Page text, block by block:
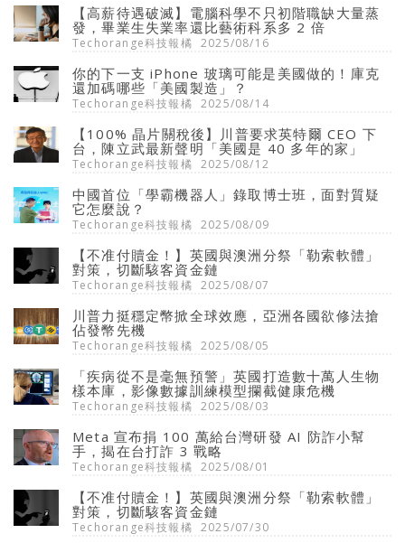
【高薪待遇破滅】電腦科學不只初階職缺大量蒸
發，畢業生失業率還比藝術科系多 2 倍
Techorange科技報橘 2025/08/16
你的下一支 iPhone 玻璃可能是美國做的！庫克
還加碼哪些「美國製造」？
Techorange科技報橘 2025/08/14
【100% 晶片關稅後】川普要求英特爾 CEO 下
台，陳立武最新聲明「美國是 40 多年的家」
Techorange科技報橘 2025/08/12
中國首位「學霸機器人」錄取博士班，面對質疑
它怎麼說？
Techorange科技報橘 2025/08/09
【不准付贖金！】英國與澳洲分祭「勒索軟體」
對策，切斷駭客資金鏈
Techorange科技報橘 2025/08/07
川普力挺穩定幣掀全球效應，亞洲各國欲修法搶
佔發幣先機
Techorange科技報橘 2025/08/05
「疾病從不是毫無預警」英國打造數十萬人生物
樣本庫，影像數據訓練模型攔截健康危機
Techorange科技報橘 2025/08/03
Meta 宣布捐 100 萬給台灣研發 AI 防詐小幫
手，揭在台打詐 3 戰略
Techorange科技報橘 2025/08/01
【不准付贖金！】英國與澳洲分祭「勒索軟體」
對策，切斷駭客資金鏈
Techorange科技報橘 2025/07/30